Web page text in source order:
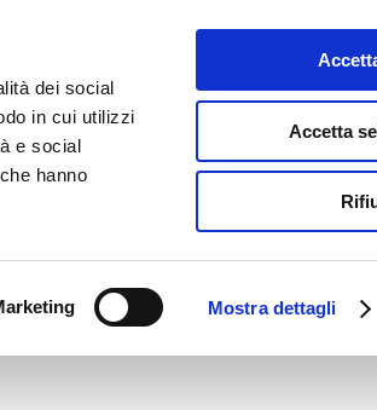
dei social
in cui utilizzi
e social
hanno
Mostra dettagli
Accetta